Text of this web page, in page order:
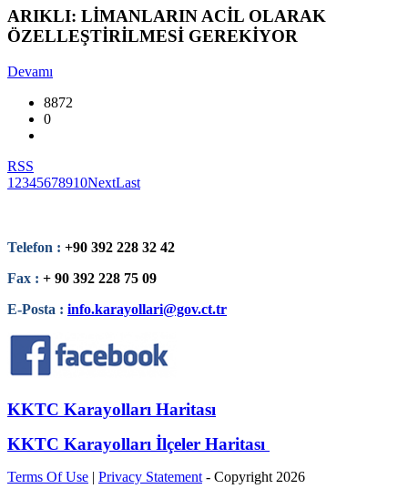
ARIKLI: LİMANLARIN ACİL OLARAK
ÖZELLEŞTİRİLMESİ GEREKİYOR
Devamı
8872
0
RSS
1 2345678910NextLast
Telefon : +90 392 228 32 42
Fax : + 90 392 228 75 09
E-Posta : info.karayollari@gov.ct.tr
KKTC Karayolları Haritası
KKTC Karayolları İlçeler Haritası
Terms Of Use | Privacy Statement - Copyright 2026